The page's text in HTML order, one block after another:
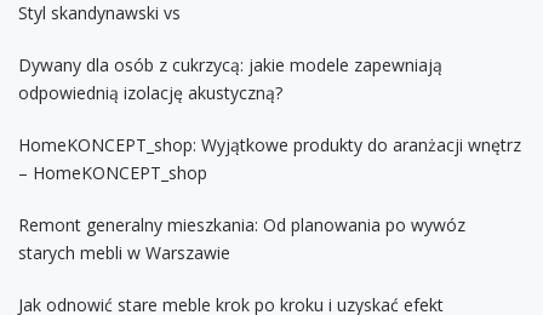
Styl skandynawski vs
Dywany dla osób z cukrzycą: jakie modele zapewniają
odpowiednią izolację akustyczną?
HomeKONCEPT_shop: Wyjątkowe produkty do aranżacji wnętrz
– HomeKONCEPT_shop
Remont generalny mieszkania: Od planowania po wywóz
starych mebli w Warszawie
Jak odnowić stare meble krok po kroku i uzyskać efekt